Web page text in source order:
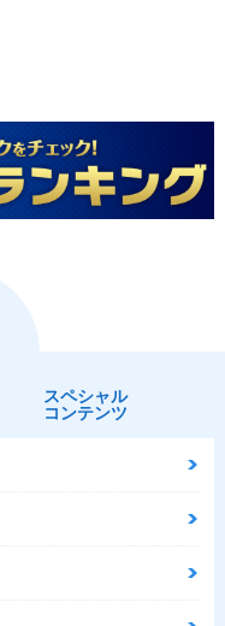
スペシャル
コンテンツ